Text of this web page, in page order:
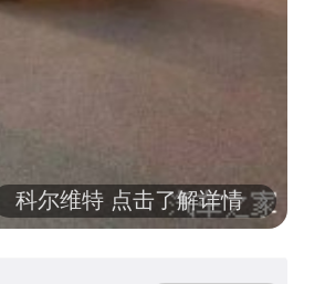
科尔维特 点击了解详情